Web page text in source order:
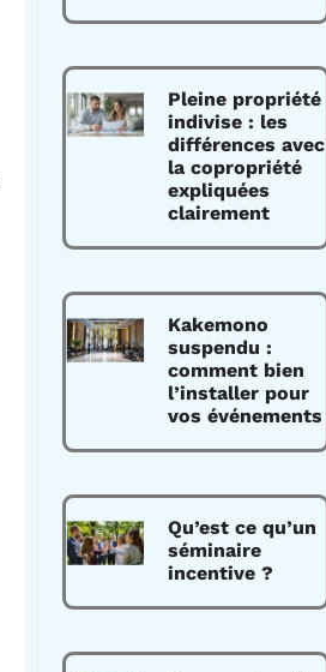
Pleine propriété
indivise : les
différences avec
la copropriété
expliquées
clairement
Kakemono
suspendu :
comment bien
l’installer pour
vos événements
Qu’est ce qu’un
séminaire
incentive ?